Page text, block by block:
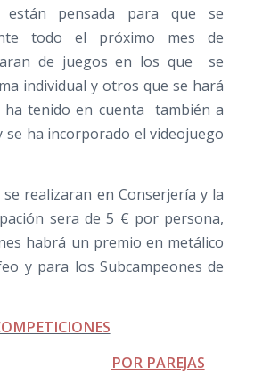
pensada para que se
todo el próximo mes de
de juegos en los que se
individual y otros que se hará
tenido en cuenta también a
se ha incorporado el videojuego
se realizaran en Conserjería y la
sera de 5 € por persona,
habrá un premio en metálico
y para los Subcampeones de
POR PAREJAS